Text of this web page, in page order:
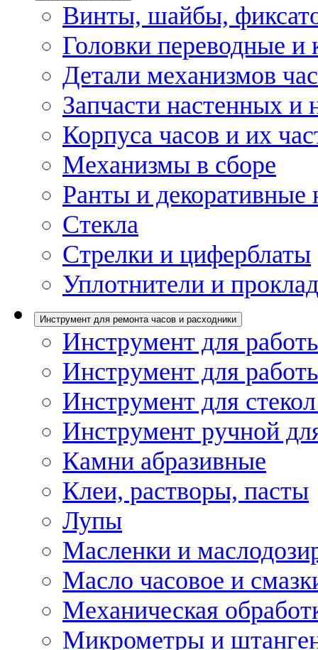
Винты, шайбы,
Головки переводные и
Детали механизмов
Запчасти настенных и
Корпуса часов и их
Механизмы в сборе
Ранты и декоративные
Стекла
Стрелки и циферблаты
Уплотнители и
Инструмент для ремонта часов и расходники
Инструмент для
Инструмент для
Инструмент для
Инструмент ручной
Камни абразивные
Клеи, растворы, пасты
Лупы
Масленки и
Масло часовое и
Механическая
Микрометры и